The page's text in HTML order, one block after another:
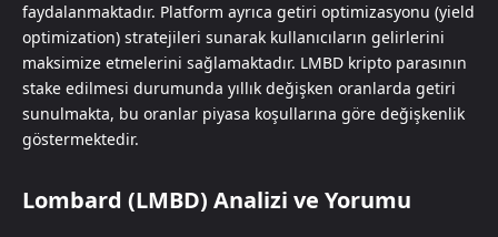
faydalanmaktadır. Platform ayrıca getiri optimizasyonu (yield
optimization) stratejileri sunarak kullanıcıların gelirlerini
maksimize etmelerini sağlamaktadır. LMBD kripto parasının
stake edilmesi durumunda yıllık değişken oranlarda getiri
sunulmakta, bu oranlar piyasa koşullarına göre değişkenlik
göstermektedir.
Lombard (LMBD) Analizi ve Yorumu